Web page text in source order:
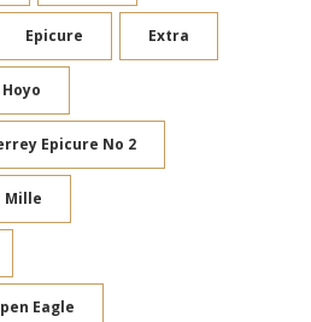
Epicure Extra
Hoyo
Epicure No 2
Mille
Eagle